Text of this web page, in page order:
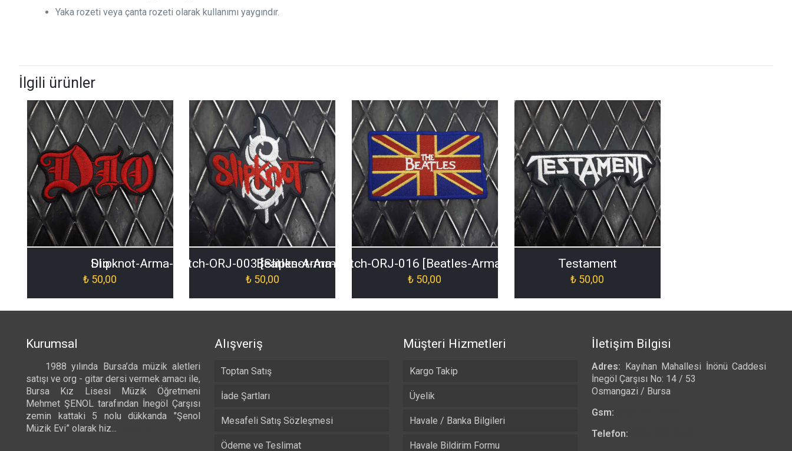
Yaka rozeti veya çanta rozeti olarak kullanımı yaygındır.
İlgili ürünler
Dio
₺ 50,00
Slipknot-Arma-Patch-ORJ-003 [Slipknot-Arma-Patch-ORJ-003]
₺50,00
Beatles-Arma-Patch-ORJ-016 [Beatles-Arma-Patch-ORJ-016]
₺ 50,00
Testament
₺ 50,00
Kurumsal
1988 yılında Bursa’da müzik aletleri
satışı ve org - gitar dersi vermek amacı ile,
Bursa Kız Lisesi Müzik Öğretmeni
Mehmet ŞENOL tarafından İnegöl Çarşısı
zemin kattaki 5 nolu dükkanda "Şenol
Müzik Evi” olarak hiz...
Alışveriş
Toptan Satış
İade Şartları
Mesafeli Satış Sözleşmesi
Ödeme ve Teslimat
Müşteri Hizmetleri
Kargo Takip
Üyelik
Havale / Banka Bilgileri
Havale Bildirim Formu
İletişim Bilgisi
Adres: Kayıhan Mahallesi İnönü Caddesi
İnegöl Çarşısı No: 14 / 53
Osmangazi / Bursa
Gsm:
Telefon: